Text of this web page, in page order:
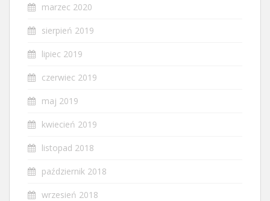
marzec 2020
sierpień 2019
lipiec 2019
czerwiec 2019
maj 2019
kwiecień 2019
listopad 2018
październik 2018
wrzesień 2018